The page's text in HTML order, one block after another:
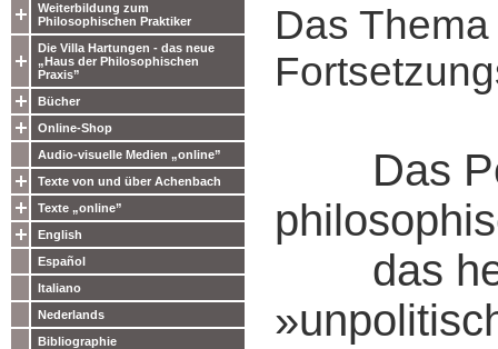
Weiterbildung zum
Philosophischen Praktiker
Die Villa Hartungen - das neue
„Haus der Philosophischen
Praxis”
Bücher
Online-Shop
Audio-visuelle Medien „online”
Texte von und über Achenbach
Texte „online”
English
Español
Italiano
Nederlands
Bibliographie
Das
Das
das